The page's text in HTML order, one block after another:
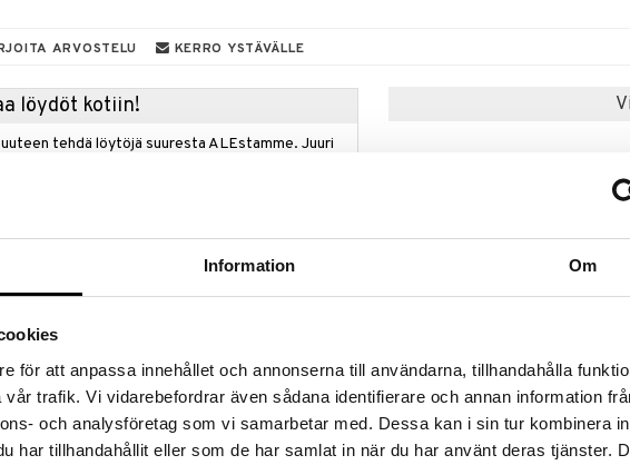
Information Om
för att anpassa innehållet och annonserna till användarna, tillhandahålla
trafik. Vi vidarebefordrar även sådana identifierare och annan information
och analysföretag som vi samarbetar med. Dessa kan i sin tur kombinera
har tillhandahållit eller som de har samlat in när du har använt deras tjänster.
ARVOSTELU KERRO YSTÄVÄLLE
löydöt kotiin!
tehdä löytöjä suuresta ALEstamme. Juuri
voivat päästä loppumaan!
ale-löydöt »
hiusöljy, joka antaa kauniin kiillon ja silkinpehmeää
ja autt
Protection Spray
ANTONIO AXU
11,95 €